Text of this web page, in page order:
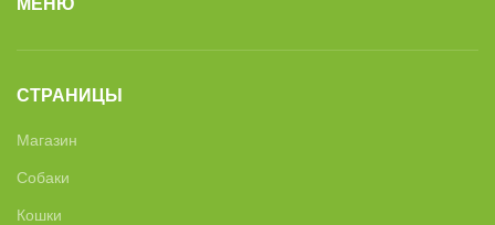
СТРАНИЦЫ
Магазин
Собаки
Кошки